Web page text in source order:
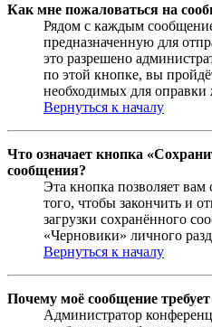
Как мне пожаловаться на
Рядом с каждым
предназначенную для
это разрешено
по этой кнопке, вы
необходимых для
Вернуться к началу
Что означает кнопка
сообщения?
Эта кнопка позволяет вам
того, чтобы закончить и
загрузки сохранённого
«Черновики» личного
Вернуться к началу
Почему моё сообщение
Администратор